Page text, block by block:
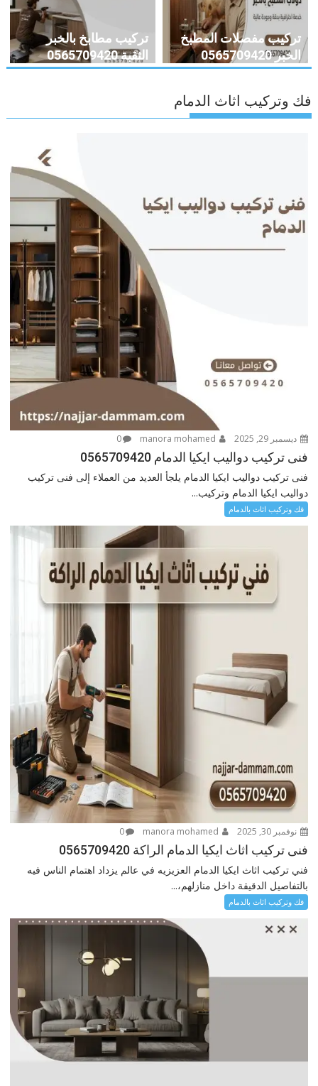
تركيب مفصلات المطبخ
الخبر 0565709420
تركيب مطابخ بالخبر
الثقبة 0565709420
فك وتركيب اثاث الدمام
ديسمبر 29, 2025 0
فنى تركيب دواليب ايكيا الدمام 0565709420
فنى تركيب دواليب ايكيا الدمام يلجأ العديد من العملاء إلى فنى تركيب
دواليب ايكيا الدمام وتركيب...
فك وتركيب اثاث بالدمام
نوفمبر 30, 2025 0
فنى تركيب اثاث ايكيا الدمام الراكة 0565709420
فني تركيب اثاث ايكيا الدمام العزيزيه في عالم يزداد اهتمام الناس فيه
بالتفاصيل الدقيقة داخل منازلهم،...
فك وتركيب اثاث بالدمام